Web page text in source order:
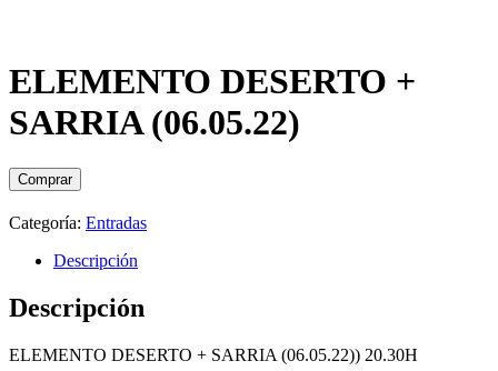
ELEMENTO DESERTO +
SARRIA (06.05.22)
Comprar
Categoría: Entradas
Descripción
Descripción
ELEMENTO DESERTO + SARRIA (06.05.22)) 20.30H